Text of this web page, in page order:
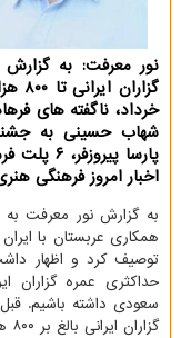
نور معرفت: به
خرداد، ناگفته های
شهاب حسینی به
پارسا
اخبار امروز فرهنگی
به گزارش نور معرفت به
همکاری عربستان با
توصیف کرد و اظهار
حداکثری عمره گزاران
سعودی داشته باشیم.
گزاران ایرانی بالغ بر ۸۰۰ هزار نفر بود.